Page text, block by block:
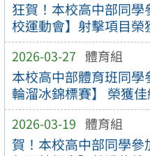
狂賀！本校高中部同
校運動會】射擊項目榮
2026-03-27 體育組
本校高中部體育班同
輪溜冰錦標賽】 榮獲佳
2026-03-19 體育組
賀！本校高中部同學